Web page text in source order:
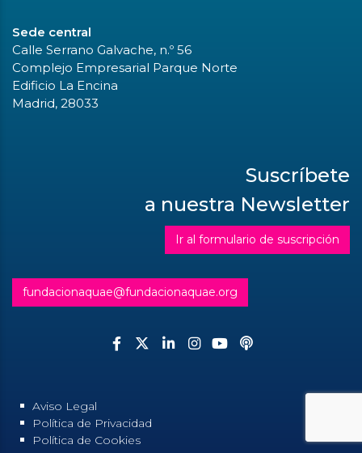
Sede central
Calle Serrano Galvache, n.º 56
Complejo Empresarial Parque Norte
Edificio La Encina
Madrid, 28033
Suscríbete
a nuestra Newsletter
Ir al formulario de suscripción
fundacionaquae@fundacionaquae.org
Aviso Legal
Política de Privacidad
Política de Cookies